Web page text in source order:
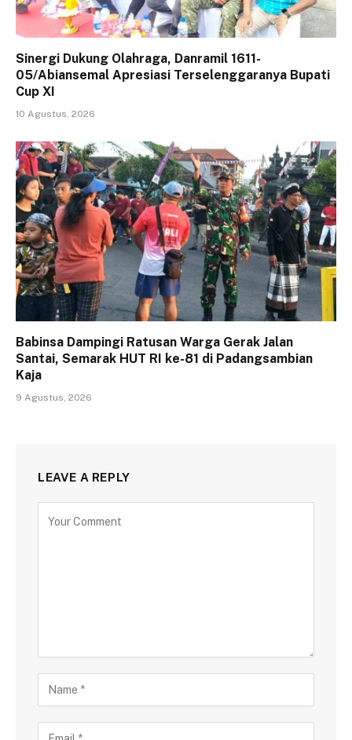
Sinergi Dukung Olahraga, Danramil 1611-
05/Abiansemal Apresiasi Terselenggaranya Bupati
Cup XI
10 Agustus, 2026
Babinsa Dampingi Ratusan Warga Gerak Jalan
Santai, Semarak HUT RI ke-81 di Padangsambian
Kaja
9 Agustus, 2026
LEAVE A REPLY